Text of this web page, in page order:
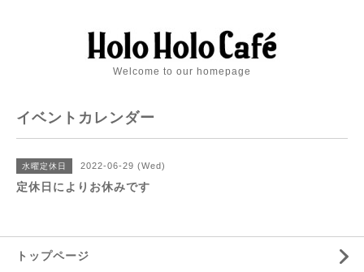
Welcome to our homepage
イベントカレンダー
水曜定休日 2022-06-29 (Wed)
定休日によりお休みです
トップページ